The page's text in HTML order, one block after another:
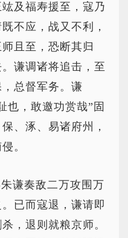
及福寿援至，寇乃
不应，战又不利，
且至，恐断其归
谦调诸将追击，至
总督军务。谦
也，敢邀功赏哉”固
、涿、易诸府州，
。
谦奏敌二万攻围万
已而寇退，谦请即
，退则就粮京师。